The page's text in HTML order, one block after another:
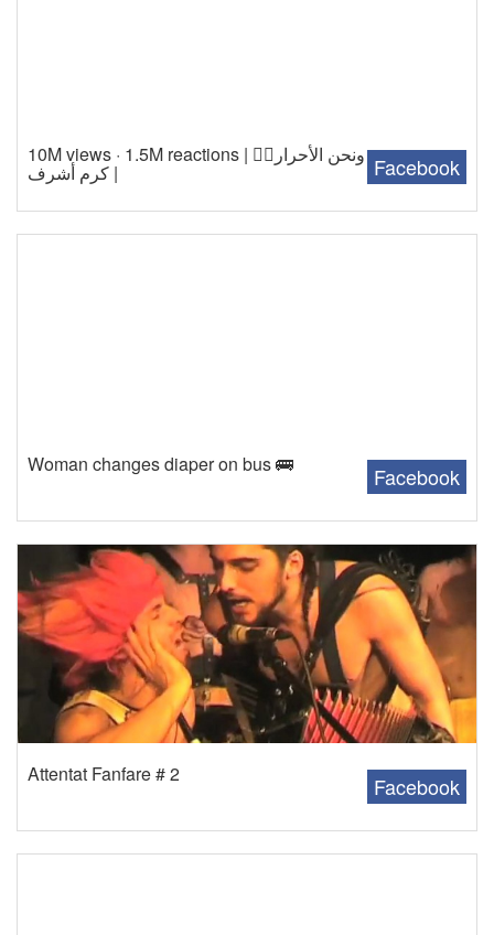
Facebook 10M views · 1.5M reactions | ونحن الأحرار✌🏻
| كرم أشرف
Facebook
Woman changes diaper on bus 🚌
Facebook
Attentat Fanfare # 2